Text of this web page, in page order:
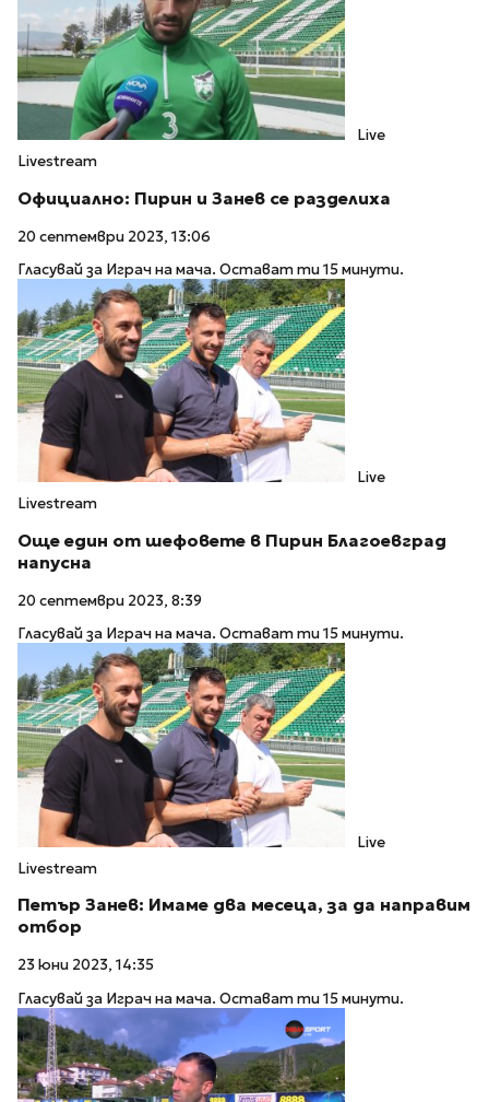
Live
Livestream
Официално: Пирин и Занев се разделиха
20 септември 2023, 13:06
Гласувай за Играч на мача. Остават ти 15 минути.
Live
Livestream
Още един от шефовете в Пирин Благоевград
напусна
20 септември 2023, 8:39
Гласувай за Играч на мача. Остават ти 15 минути.
Live
Livestream
Петър Занев: Имаме два месеца, за да направим
отбор
23 юни 2023, 14:35
Гласувай за Играч на мача. Остават ти 15 минути.